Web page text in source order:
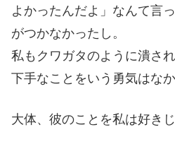
よかったんだよ」なんて言
がつかなかったし。
私もクワガタのように潰さ
下手なことをいう勇気はなか
大体、彼のことを私は好き